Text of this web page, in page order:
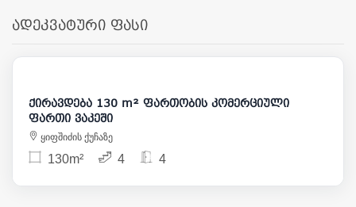
ადეკვატური ფასი
3 800
ქირავდება 130 m² ფართობის კომერციული
ფართი ვაკეში
ყიფშიძის ქუჩაზე
130m² 4 4